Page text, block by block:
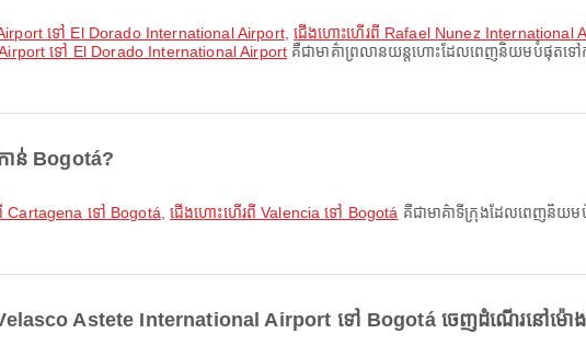
ទៅ El Dorado International Airport,ជើងហោះហើរពី Rafael Nunez International
ទៅ El Dorado International Airport គឺជាមាគ៌ាព្រលានយន្តហោះដែលពេញនិយមបំផុតទៅក
ាន់ Bogotá?
Cartagena ទៅ Bogotá ,ជើងហោះហើរពី Valencia ទៅ Bogotá គឺជាមាគ៌ាទីក្រុងដែលពេញនិយមបំ
Astete International Airport ទៅ Bogotá ចេញដំណើរនៅម៉ោង